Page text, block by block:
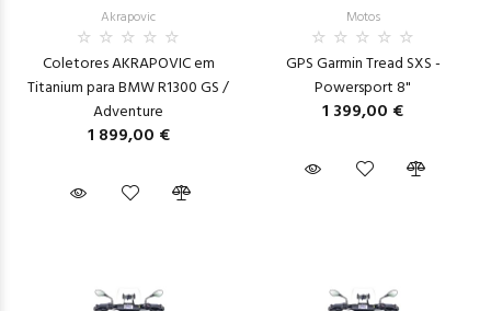
Akrapovic
Coletores AKRAPOVIC em
Titanium para BMW R1300 GS /
Adventure
1 899,00 €
Motos
GPS Garmin Tread SXS -
Powersport 8"
1 399,00 €